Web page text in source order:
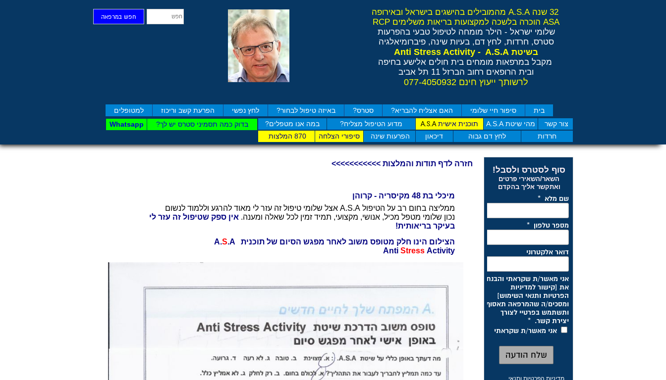
סוף לסטרס ולסבל!
השאר/השאירי פרטים
ואתקשר אליך בהקדם
מדיניות הפרטיות ותנאי
בית סיפור חיי שלומי האם אצליח להבריא? סטרס? באיזה טיפול לבחור? לחץ נפשי הפרעת קשב וריכוז למטופלים
חפש במרפאה
צור קשר מהי שיטת A.S.A תוכנית אישיתA.S.A
חרדות
לחץ דם גבוה דיכאון
מדוע הטיפול מצליח?
במה אנו מטפלים?
הפרעות שינה
סיפורי הצלחה 870 המלצות
בדוק כמה תסמיני סט​רס יש לך? Whatsapp
32 שנה A.S.A מהמובילים בהישגים בישראל ובאירופה
ASA הוכרה בלשכה למקצועות בריאות משלימים RCP
שלומי ישראל - הילר מומחה לטיפול טבעי בהפרעות
סטרס, חרדות, לחץ דם, בעיות שינה, פיברומיאלגיה
בשיטתAnti Stress Activity - A.S.A
מקבל במרפאות מומחים בית חולים אלישע בחיפה
ובית הרופאים רחוב הברזל 11 תל אביב
לרשותך ייעוץ חינם 077-4050932
מיכלי בת 48 מקיסריה - קרוהן
ממליצה בחום רב על הטיפול A.S.A אצל שלומי טיפול זה עזר לי מאוד להרגע וללמוד לנשום
נכון שלומי מטפל מכיל, אנושי, מקצועי, תמיד זמין לכל שאלה ומענה. אין ספק שטיפול זה עזר לי
בעיקר בריאותית!
הצילום הינו חלק מטופס משוב לאחר מפגש הסיום של תוכנית A.
S.A
Anti StressActivity
חזרה לדף תודות והמלצות >>>>>>>>>>>